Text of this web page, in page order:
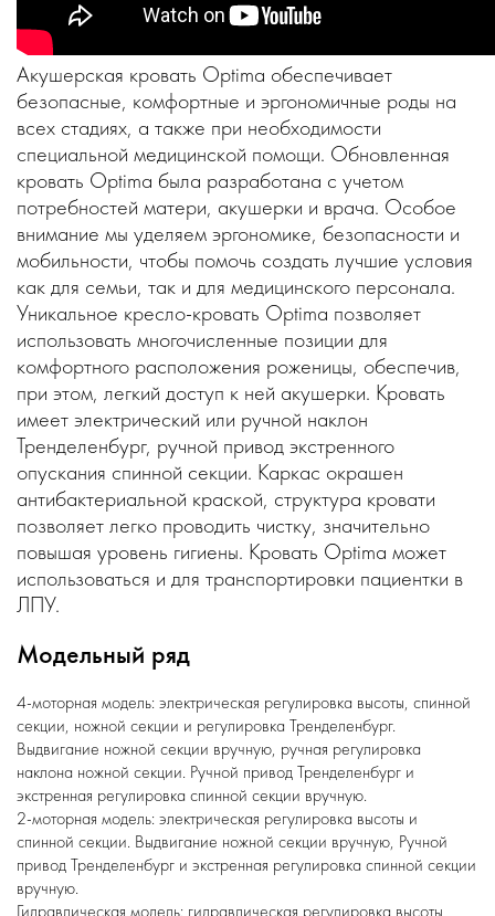
Акушерская кровать Optima обеспечивает
безопасные, комфортные и эргономичные роды на
всех стадиях, а также при необходимости
специальной медицинской помощи. Обновленная
кровать Optima была разработана с учетом
потребностей матери, акушерки и врача. Особое
внимание мы уделяем эргономике, безопасности и
мобильности, чтобы помочь создать лучшие условия
как для семьи, так и для медицинского персонала.
Уникальное кресло-кровать Optima позволяет
использовать многочисленные позиции для
комфортного расположения роженицы, обеспечив,
при этом, легкий доступ к ней акушерки. Кровать
имеет электрический или ручной наклон
Тренделенбург, ручной привод экстренного
опускания спинной секции. Каркас окрашен
антибактериальной краской, структура кровати
позволяет легко проводить чистку, значительно
повышая уровень гигиены. Кровать Optima может
использоваться и для транспортировки пациентки в
ЛПУ.
Модельный ряд
4-моторная модель: электрическая регулировка высоты, спинной
секции, ножной секции и регулировка Тренделенбург.
Выдвигание ножной секции вручную, ручная регулировка
наклона ножной секции. Ручной привод Тренделенбург и
экстренная регулировка спинной секции вручную.
2-моторная модель: электрическая регулировка высоты и
спинной секции. Выдвигание ножной секции вручную, Ручной
привод Тренделенбург и экстренная регулировка спинной секции
вручную.
Гидравлическая модель: гидравлическая регулировка высоты,